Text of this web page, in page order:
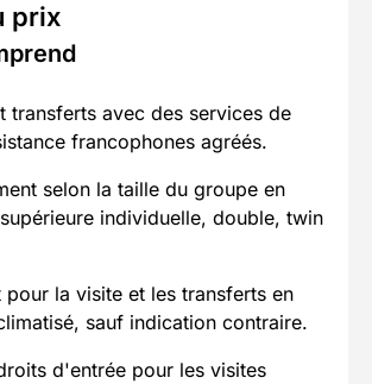
prix
transferts avec des services de
francophones agréés.
selon la taille du groupe en
individuelle, double, twin
pour la visite et les transferts en
sauf indication contraire.
d'entrée pour les visites